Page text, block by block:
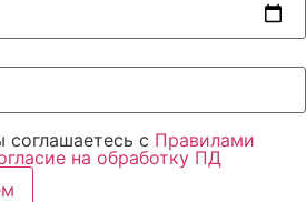
соглашаетесь с Правилами
на обработку ПД